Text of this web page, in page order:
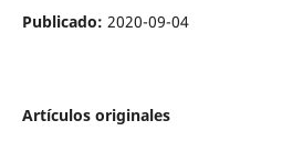
Publicado: 2020-09-04
Artículos originales